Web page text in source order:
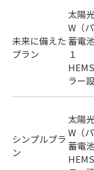
未来に備えた
プラン
太陽
W（
蓄電
１
ラー
シンプルプラ
ン
太陽
W（
蓄電